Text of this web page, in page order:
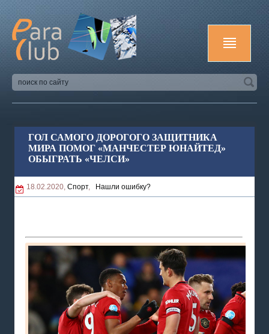
ГОЛ САМОГО ДОРОГОГО ЗАЩИТНИКА
МИРА ПОМОГ «МАНЧЕСТЕР ЮНАЙТЕД»
ОБЫГРАТЬ «ЧЕЛСИ»
18.02.2020, Спорт, Нашли ошибку?